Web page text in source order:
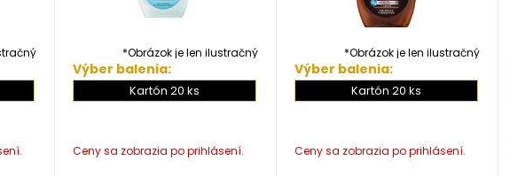
*Obrázok je len ilustračný
Výber balenia:
Kartón 20 ks
*Obrázok je len ilustračný
Výber balenia:
Kartón 20 ks